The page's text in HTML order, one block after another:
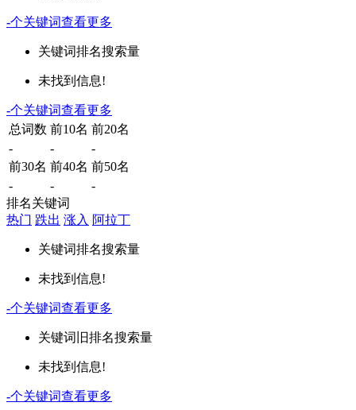
-个关键词查看更多
关键词排名搜索量
未找到信息!
-个关键词查看更多
总词数 前10名 前20名
-
-
-
前30名 前40名 前50名
-
-
-
排名关键词
热门 跌出 涨入 阿拉丁
关键词排名搜索量
未找到信息!
-个关键词查看更多
关键词 旧排名搜索量
未找到信息!
-个关键词查看更多